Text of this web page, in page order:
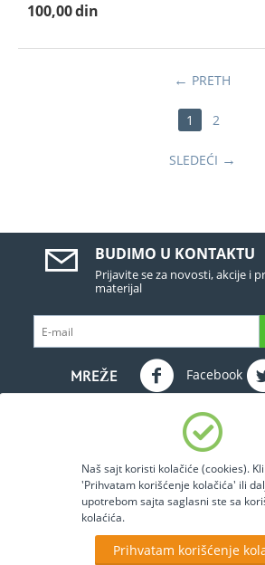
100,00din
PRETH
1 2
SLEDEĆI
BUDIMO U KONTAKTU
Prijavite se za novosti, akcije i
materijal
MREŽE Facebook
INFO SERVIS
Naš sajt koristi kolačiće (cookies).
'Prihvatam korišćenje kolačića' ili
upotrebom sajta saglasni ste sa
kolaćića.
Prihvatam korišćenje